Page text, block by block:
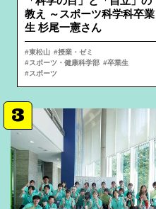
教え ～スポーツ科学科卒業
生 杉尾一憲さん
東松山
授業・ゼミ
スポーツ・健康科学部
卒業生
スポーツ
3